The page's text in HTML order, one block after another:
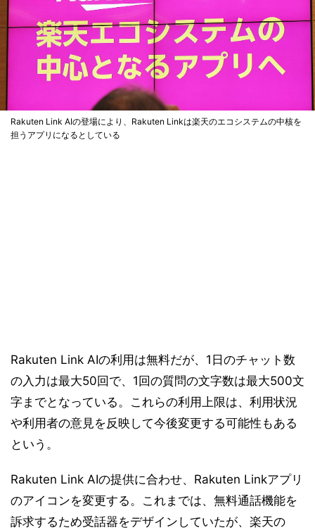
Rakuten Link AIの登場により、Rakuten Linkは楽天のエコシステムの中核を
担うアプリになるとしている
Rakuten Link AIの利用は無料だが、1日のチャット数
の入力は最大50回で、1回の質問の文字数は最大500文
字までとなっている。これらの利用上限は、利用状況
や利用者の意見を反映して今後変更する可能性もある
という。
Rakuten Link AIの提供に合わせ、Rakuten Linkアプリ
のアイコンを変更する。これまでは、無料通話機能を
訴求するため受話器をデザインしていたが、楽天の